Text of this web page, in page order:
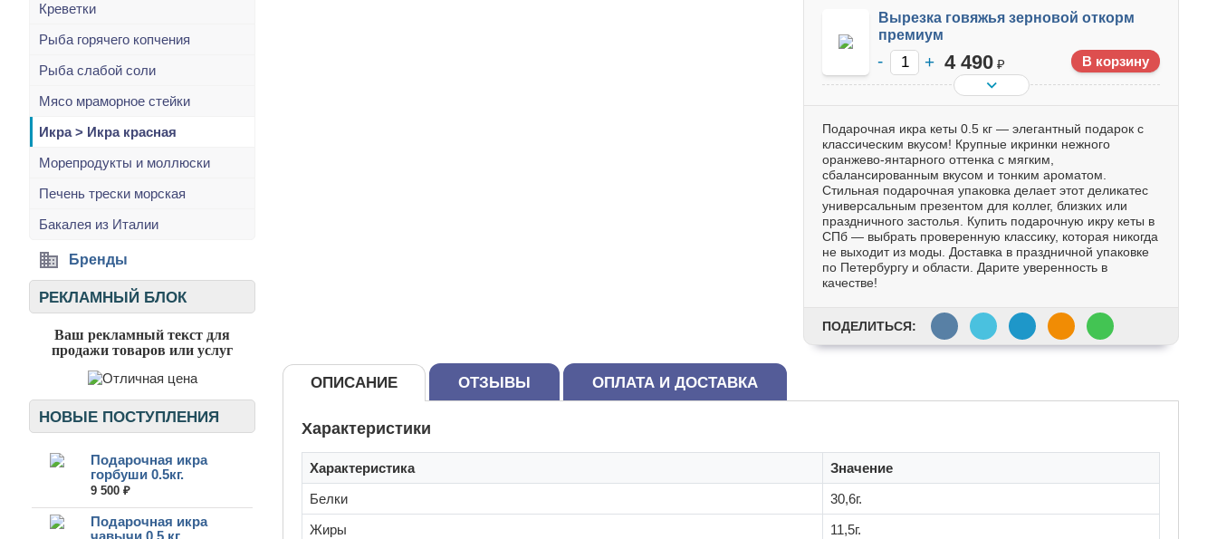
Креветки
Рыба горячего копчения
Рыба слабой соли
Мясо мраморное стейки
Икра > Икра красная
Морепродукты и моллюски
Печень трески морская
Бакалея из Италии
Бренды
РЕКЛАМНЫЙ БЛОК
Ваш рекламный текст для
продажи товаров или услуг
НОВЫЕ ПОСТУПЛЕНИЯ
Подарочная икра
горбуши 0.5кг.
9 500 ₽
Подарочная икра
чавычи 0.5 кг.
Вырезка говяжья зерновой откорм
премиум
4 490 ₽
Подарочная икра кеты 0.5 кг — элегантный подарок с
классическим вкусом! Крупные икринки нежного
оранжево-янтарного оттенка с мягким,
сбалансированным вкусом и тонким ароматом.
Стильная подарочная упаковка делает этот деликатес
универсальным презентом для коллег, близких или
праздничного застолья. Купить подарочную икру кеты в
СПб — выбрать проверенную классику, которая никогда
не выходит из моды. Доставка в праздничной упаковке
по Петербургу и области. Дарите уверенность в
качестве!
ПОДЕЛИТЬСЯ:
ОПИСАНИЕ ОТЗЫВЫ ОПЛАТА И ДОСТАВКА
Характеристики
Характеристика
Значение
Белки
30,6г.
Жиры
11,5г.